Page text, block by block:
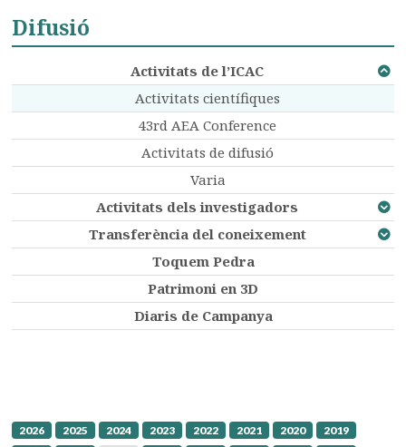
Difusió
Activitats de l’ICAC
Activitats científiques
43rd AEA Conference
Activitats de difusió
Varia
Activitats dels investigadors
Transferència del coneixement
Toquem Pedra
Patrimoni en 3D
Diaris de Campanya
2026 2025 2024 2023 2022 2021 2020
2019